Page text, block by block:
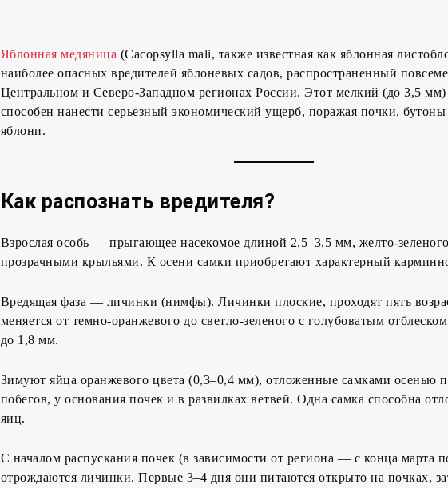
Яблонная медяница (Cacopsylla mali, также известная как яблонная
наиболее опасных вредителей яблоневых садов, распространенный
Центральном и Северо-Западном регионах России. Этот мелкий (до 3,5 мм)
способен нанести серьезный экономический ущерб, поражая почки, бутоны
яблони.
Как распознать вредителя?
Взрослая особь — прыгающее насекомое длиной 2,5–3,5 мм, желто-
прозрачными крыльями. К осени самки приобретают характерный
Вредящая фаза — личинки (нимфы). Личинки плоские, проходят пять
меняется от темно-оранжевого до светло-зеленого с голубоватым
до 1,8 мм.
Зимуют яйца оранжевого цвета (0,3–0,4 мм), отложенные самками осенью
побегов, у основания почек и в развилках ветвей. Одна самка способна
яиц.
С началом распускания почек (в зависимости от региона — с конца марта
отрождаются личинки. Первые 3–4 дня они питаются открыто на почках,